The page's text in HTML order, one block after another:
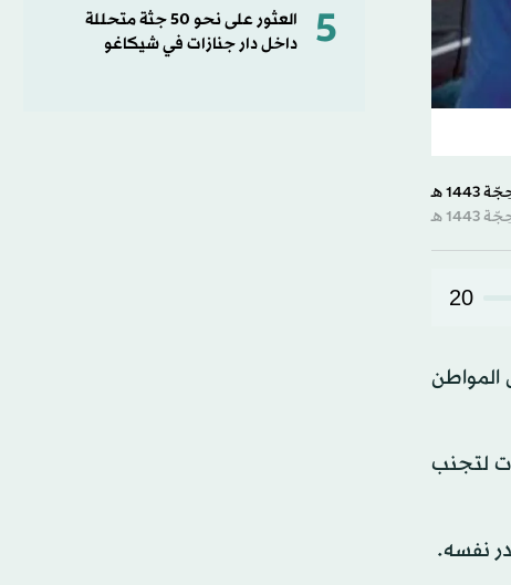
20
المواطن
لتجنب
نفسه.
5
العثور على نحو 50 جثة متحللة
داخل دار جنازات في شيكاغو